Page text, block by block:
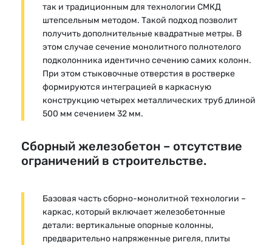
так и традиционным для технологии СМКД
штепсельным методом. Такой подход позволит
получить дополнительные квадратные метры. В
этом случае сечение монолитного полнотелого
подколонника идентично сечению самих колонн.
При этом стыковочные отверстия в ростверке
формируются интеграцией в каркасную
конструкцию четырех металлических труб длиной
500 мм сечением 32 мм.
Сборный железобетон – отсутствие
ограничений в строительстве.
Базовая часть сборно-монолитной технологии –
каркас, который включает железобетонные
детали: вертикальные опорные колонны,
предварительно напряженные ригеля, плиты